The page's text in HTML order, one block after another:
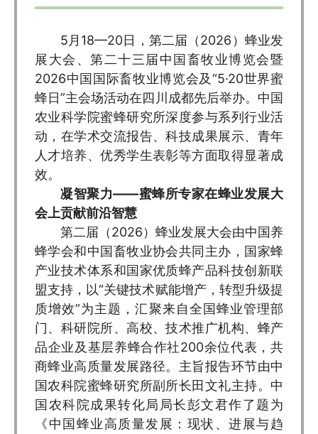
5月18—20日，第二届（2026）蜂业发
展大会、第二十三届中国畜牧业博览会暨
2026中国国际畜牧业博览会及“5·20世界蜜
蜂日”主会场活动在四川成都先后举办。中国
农业科学院蜜蜂研究所深度参与系列行业活
动，在学术交流报告、科技成果展示、青年
人才培养、优秀学生表彰等方面取得显著成
效。
凝智聚力——蜜蜂所专家在蜂业发展大
会上贡献前沿智慧
第二届（2026）蜂业发展大会由中国养
蜂学会和中国畜牧业协会共同主办，国家蜂
产业技术体系和国家优质蜂产品科技创新联
盟支持，以“关键技术赋能增产，转型升级提
质增效”为主题，汇聚来自全国蜂业管理部
门、科研院所、高校、技术推广机构、蜂产
品企业及基层养蜂合作社200余位代表，共
商蜂业高质量发展路径。主旨报告环节由中
国农科院蜜蜂研究所副所长田文礼主持。中
国农科院成果转化局局长彭文君作了题为
《中国蜂业高质量发展：现状、进展与趋